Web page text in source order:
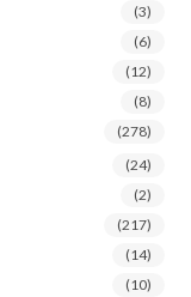
(3)
(6)
(12)
(8)
(278)
(24)
(2)
(217)
(14)
(10)